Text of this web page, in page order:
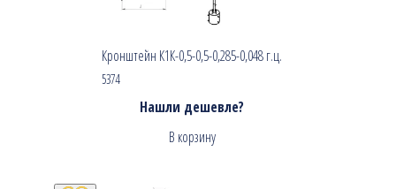
Кронштейн К1К-0,5-0,5-0,285-0,048 г.ц.
5374
Нашли дешевле?
В корзину